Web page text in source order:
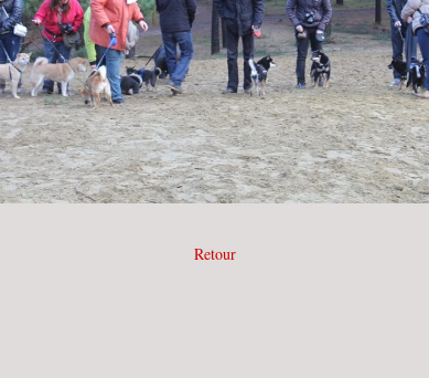
Retour